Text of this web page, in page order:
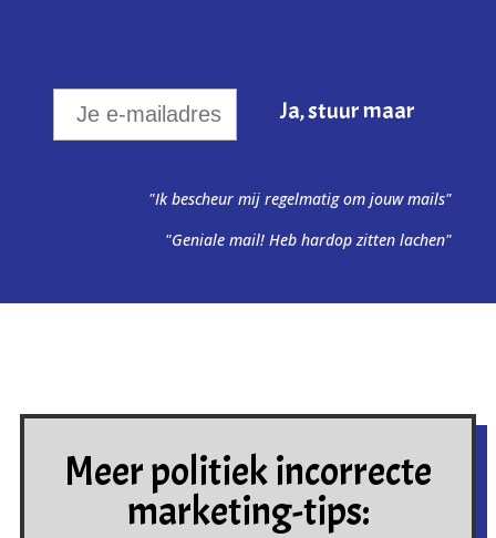
"Ik bescheur mij regelmatig om jouw mails"
"Geniale mail! Heb hardop zitten lachen"
Meer politiek incorrecte
marketing-tips: